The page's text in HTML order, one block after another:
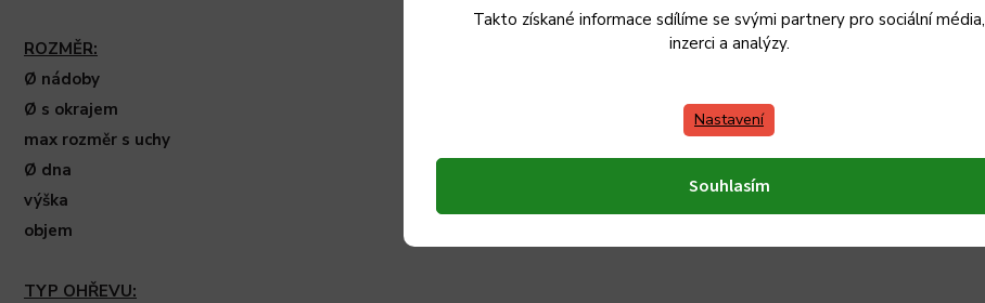
Takto získané informace sdílíme se svými partnery pro sociální média,
inzerci a analýzy.
Nastavení
Souhlasím
ROZMĚR:
Ø nádoby
Ø s okrajem
max rozměr s uchy
Ø dna
výška
objem
TYP OHŘEVU: